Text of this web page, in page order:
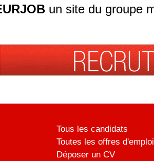
un site du groupe
Tous les candidats
Toutes les offres d'emploi
Déposer un CV